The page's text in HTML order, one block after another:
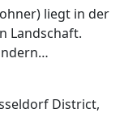
liegt in der
Landschaft.
District,